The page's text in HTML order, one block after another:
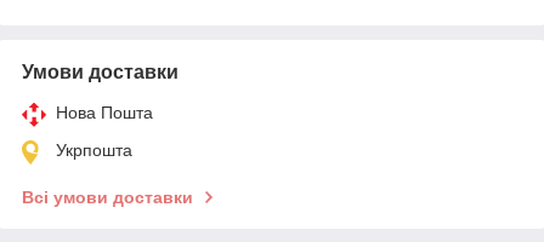
Умови доставки
Нова Пошта
Укрпошта
Всі умови доставки